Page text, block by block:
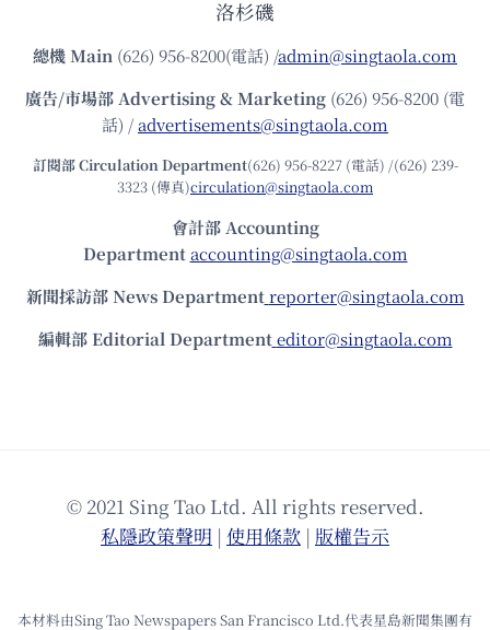
洛杉磯
總機Main (626) 956-8200(電話) /admin@singtaola.com
廣告/市場部Advertising & Marketing (626) 956-8200 (電
話) /advertisements@singtaola.com
訂閱部 Circulation Department(626) 956-8227 (電話) /(626) 239-
3323 (傳真)circulation@singtaola.com
會計部 Accounting
Department accounting@singtaola.com
新聞採訪部 News Department reporter@singtaola.com
編輯部 Editorial Department editor@singtaola.com
© 2021 Sing Tao Ltd. All rights reserved.
私隱政策聲明 | 使⽤條款 | 版權告⽰
本材料由Sing Tao Newspapers San Francisco Ltd.代表星島新聞集團有